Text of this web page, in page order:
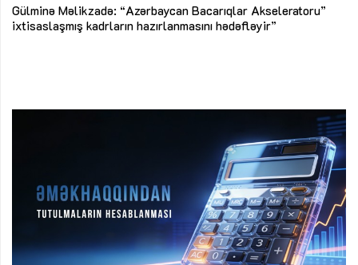
Gülminə Məlikzadə: “Azərbaycan Bacarıqlar Akseleratoru”
ixtisaslaşmış kadrların hazırlanmasını hədəfləyir”